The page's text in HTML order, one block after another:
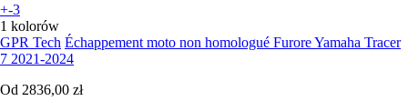
+-3
1 kolorów
GPR Tech Échappement moto non homologué Furore Yamaha Tracer
7 2021-2024
Od 2836,00 zł